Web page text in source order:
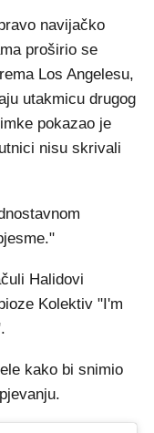
navijačko
proširio se
Los Angelesu,
utakmicu drugog
pokazao je
nisu skrivali
Halidovi
Kolektiv "I'm
kako bi snimio